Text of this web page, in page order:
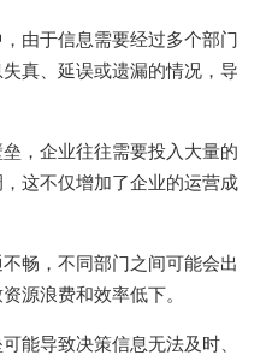
，由于信息需要经过多个部门
真、延误或遗漏的情况，导
垒，企业往往需要投入大量的
这不仅增加了企业的运营成
不畅，不同部门之间可能会出
源浪费和效率低下。
能导致决策信息无法及时、